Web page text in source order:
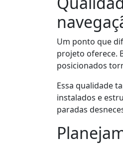
Um ponto que
projeto oferece.
posicionados
Essa qualidade
instalados e
paradas